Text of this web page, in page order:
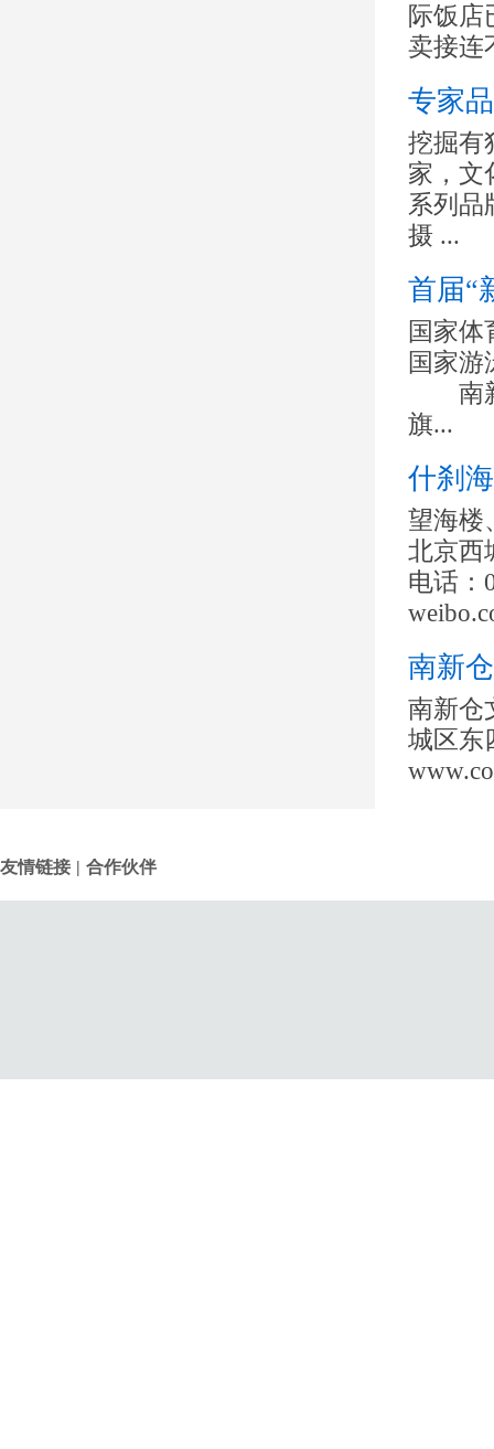
际饭店
卖接连
专家
挖掘
家，文
系列品
摄 ...
首届“
国家
国家
南
旗...
什刹海
望海
北京
电话
南新仓
南新
城区
友情链接 | 合作伙伴